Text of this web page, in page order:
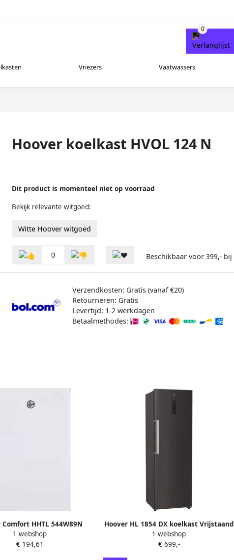
Vriezers Vaatwassers
Hoover koelkast HVOL 124 N
Dit product is momenteel niet op voorraad
Bekijk relevante witgoed:
Witte Hoover witgoed
0 Beschikbaar voor 399,- bij
Verzendkosten: Gratis (vanaf €20)
Retourneren: Gratis
Levertijd: 1-2 werkdagen
Betaalmethodes:
Comfort HHTL 544W89N
Vrijstaand 125 l E Wit
1 webshop
€ 194,61
Hoover HL 1854 DX koelkast Vrijstaand
359 l E Zwart
1 webshop
€ 699,-